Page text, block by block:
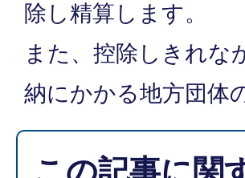
除し精算します。
また、控除しきれな
納にかかる地方団体